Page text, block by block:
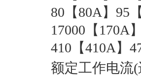
80【80A】95
17000【170A
410【410A】
额定工作电流(